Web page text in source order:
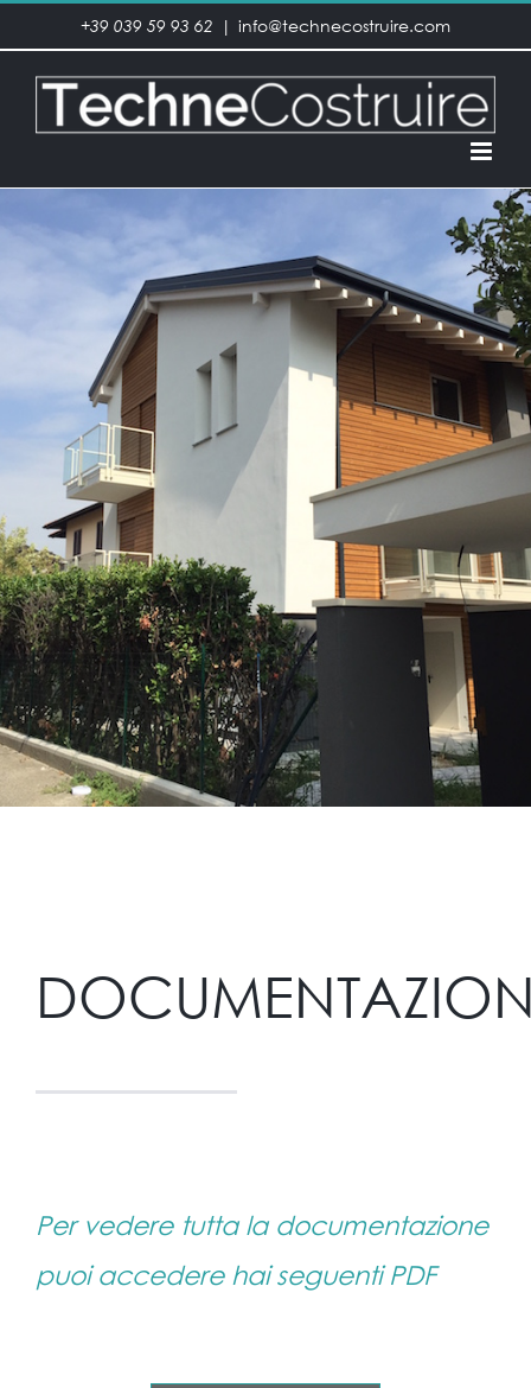
contenuto
+39 039 59 93 62 | info@technecostruire.com
Per vedere tutta la documentazione
puoi accedere hai seguenti PDF